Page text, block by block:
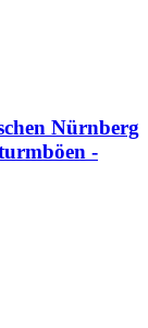
Nürnberg
-